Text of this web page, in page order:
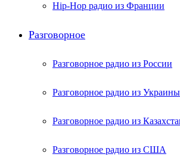
Hip-Hop радио из Франции
Разговорное
Разговорное радио из России
Разговорное радио из Украины
Разговорное радио из
Разговорное радио из США